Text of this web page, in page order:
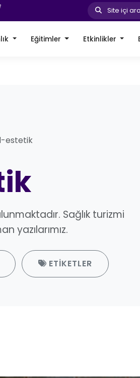
Site içi
Eğitimler Etkinlikler
estetik
Sağlık turizmi
yazılarımız.
ETIKETLER